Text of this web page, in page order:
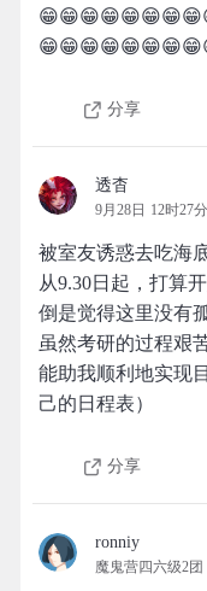
分享
透杳
9月28日 12时27分
被室友诱惑去吃海
从9.30日起，打算
倒是觉得这里没有
虽然考研的过程艰
能助我顺利地实现
己的日程表）
分享
ronniy
魔鬼营四六级2团